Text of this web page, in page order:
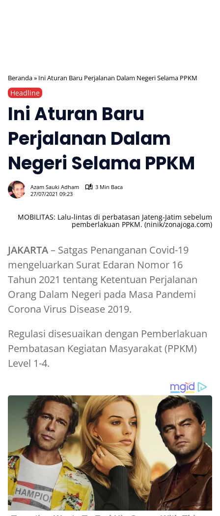
Beranda» Ini Aturan Baru Perjalanan Dalam Negeri Selama PPKM
Headline
Ini Aturan Baru
Perjalanan Dalam
Negeri Selama PPKM
Azam Sauki Adham
3 Min Baca
27/07/2021 09:23
MOBILITAS: Lalu-lintas di perbatasan Jateng-Jatim sebelum
pemberlakuan PPKM. (ninik/zonajoga.com)
JAKARTA– Satgas Penanganan Covid-19
mengeluarkan Surat Edaran Nomor 16
Tahun 2021 tentang Ketentuan Perjalanan
Orang Dalam Negeri pada Masa Pandemi
Corona Virus Disease 2019.
Regulasi disesuaikan dengan Pemberlakuan
Pembatasan Kegiatan Masyarakat (PPKM)
Level 1-4.